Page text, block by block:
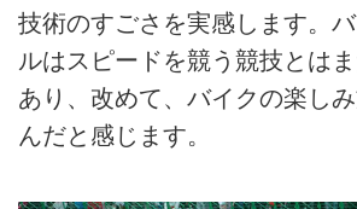
技術のすごさを実感します。
ルはスピードを競う競技とは
あり、改めて、バイクの楽し
んだと感じます。